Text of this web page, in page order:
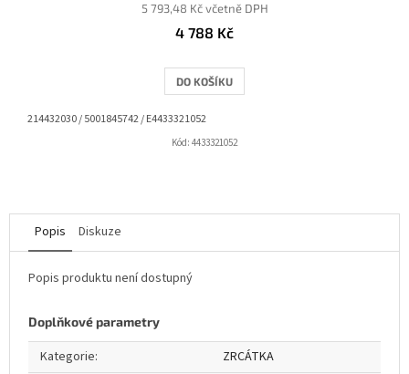
5 793,48 Kč včetně DPH
4 788 Kč
DO KOŠÍKU
214432030 / 5001845742 / E4433321052
Kód: 4433321052
Popis Diskuze
Popis produktu není dostupný
Doplňkové parametry
Kategorie:
ZRCÁTKA